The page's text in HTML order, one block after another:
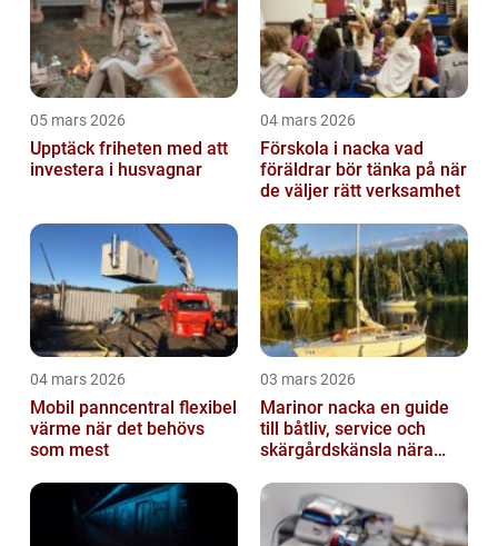
05 mars 2026
Upptäck friheten med att
investera i husvagnar
04 mars 2026
Förskola i nacka vad
föräldrar bör tänka på när
de väljer rätt verksamhet
04 mars 2026
Mobil panncentral flexibel
värme när det behövs
som mest
03 mars 2026
Marinor nacka en guide
till båtliv, service och
skärgårdskänsla nära